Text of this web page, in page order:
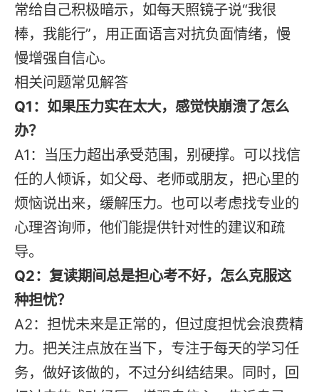
常给自己积极暗示，如每天照镜子说“我很
棒，我能行”，用正面语言对抗负面情绪，慢
慢增强自信心。
相关问题常见解答
Q1：如果压力实在太大，感觉快崩溃了怎么
办？
A1：当压力超出承受范围，别硬撑。可以找信
任的人倾诉，如父母、老师或朋友，把心里的
烦恼说出来，缓解压力。也可以考虑找专业的
心理咨询师，他们能提供针对性的建议和疏
导。
Q2：复读期间总是担心考不好，怎么克服这
种担忧？
A2：担忧未来是正常的，但过度担忧会浪费精
力。把关注点放在当下，专注于每天的学习任
务，做好该做的，不过分纠结结果。同时，回